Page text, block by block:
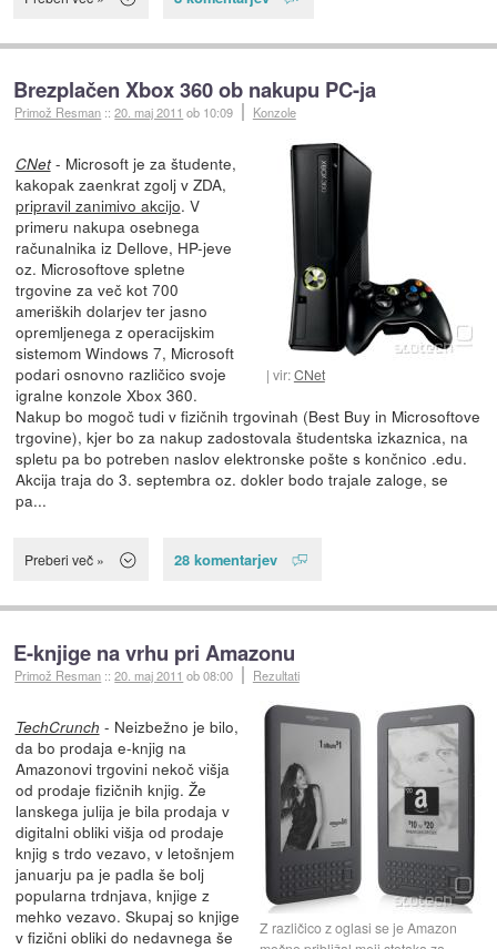
Brezplačen Xbox 360 ob nakupu PC-ja
Primož Resman ::20. maj 2011 ob 10:09 Konzole
vir:CNet
CNet- Microsoft je za študente,
kakopak zaenkrat zgolj v ZDA,
pripravil zanimivo akcijo. V
primeru nakupa osebnega
računalnika iz Dellove, HP-jeve
oz. Microsoftove spletne
trgovine za več kot 700
ameriških dolarjev ter jasno
opremljenega z operacijskim
sistemom Windows 7, Microsoft
podari osnovno različico svoje
igralne konzole Xbox 360.
Nakup bo mogoč tudi v fizičnih trgovinah (Best Buy in Microsoftove
trgovine), kjer bo za nakup zadostovala študentska izkaznica, na
spletu pa bo potreben naslov elektronske pošte s končnico .edu.
Akcija traja do 3. septembra oz. dokler bodo trajale zaloge, se
pa...
Preberi več » 28 komentarjev
E-knjige na vrhu pri Amazonu
Primož Resman ::20. maj 2011 ob 08:00 Rezultati
Z različico z oglasi se je Amazon
TechCrunch - Neizbežno je bilo,
da bo prodaja e-knjig na
Amazonovi trgovini nekoč višja
od prodaje fizičnih knjig. Že
lanskega julija je bila prodaja v
digitalni obliki višja od prodaje
knjig s trdo vezavo, v letošnjem
januarju pa je padla še bolj
popularna trdnjava, knjige z
mehko vezavo. Skupaj so knjige
v fizični obliki do nedavnega še